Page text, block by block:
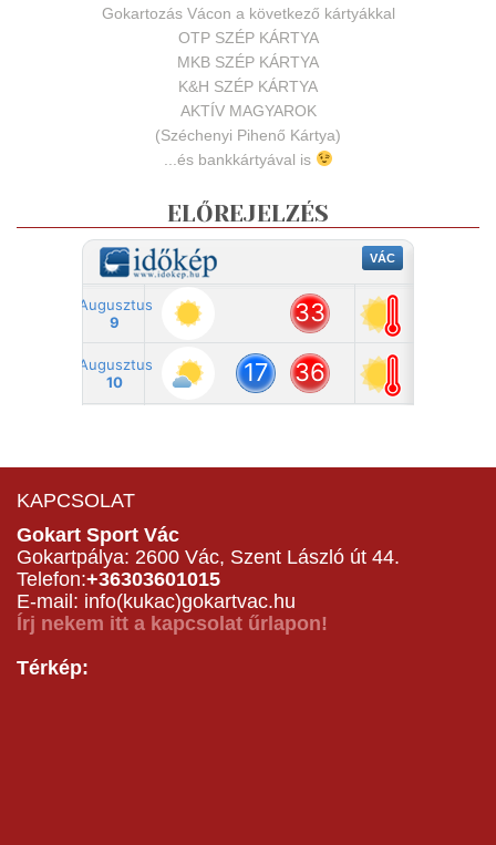
Gokartozás Vácon a következő kártyákkal
OTP SZÉP KÁRTYA
MKB SZÉP KÁRTYA
K&H SZÉP KÁRTYA
AKTÍV MAGYAROK
(Széchenyi Pihenő Kártya)
...és bankkártyával is
ELŐREJELZÉS
KAPCSOLAT
Gokart Sport Vác
Gokartpálya: 2600 Vác, Szent László út 44.
Telefon:+36303601015
E-mail: info(kukac)gokartvac.hu
Írj nekem itt a kapcsolat űrlapon!
Térkép: